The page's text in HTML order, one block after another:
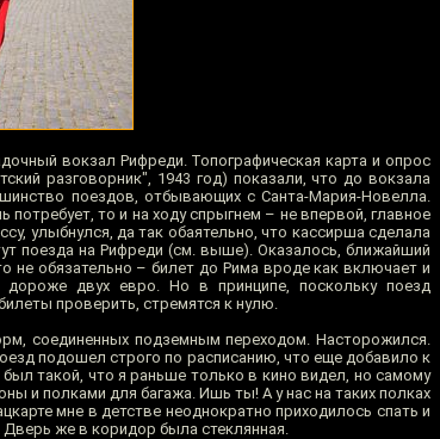
вокзал Рифреди. Топографическая карта и опрос
разговорник", 1943 год) показали, что до вокзала
поездов, отбывающих с Санта-Мария-Новелла.
то и на ходу спрыгнем – не впервой, главное
улыбнулся, да так обаятельно, что кассирша сделала
поезда на Рифреди (см. выше). Оказалось, ближайший
не обязательно – билет до Рима вроде как включает и
двух евро. Но в принципе, поскольку поезд
проверить, стремятся к нулю.
соединенных подземным переходом. Насторожился.
подошел строго по расписанию, что еще добавило к
такой, что я раньше только в кино видел, но самому
и полками для багажа. Ишь ты! А у нас на таких полках
мне в детстве неоднократно приходилось спать и
же в коридор была стеклянная.